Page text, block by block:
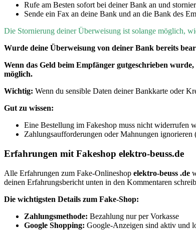
Rufe am Besten sofort bei deiner Bank an und
Sende ein Fax an deine Bank und an die Bank des
Die Stornierung deiner Überweisung ist solange möglich,
Wurde deine Überweisung von deiner Bank bereits
Wenn das Geld beim Empfänger gutgeschrieben
möglich.
Wichtig: Wenn du sensible Daten deiner Bankkarte oder
Gut zu wissen:
Eine Bestellung im Fakeshop muss nicht widerrufen
Zahlungsaufforderungen oder Mahnungen
Erfahrungen mit Fakeshop elektro-beuss.de
Alle Erfahrungen zum Fake-Onlineshop elektro-beuss .de
deinen Erfahrungsbericht unten in den Kommentaren
Die wichtigsten Details zum Fake-Shop:
Zahlungsmethode: Bezahlung nur per Vorkasse
Google Shopping: Google-Anzeigen sind aktiv und